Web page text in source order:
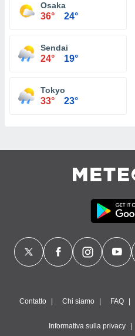
Osaka
36° 24°
Sendai
24° 19°
Tokyo
33° 23°
Contatto Chi siamo FAQ
Informativa sulla privacy